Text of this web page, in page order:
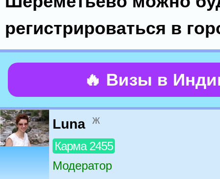
регистрироваться в
🔥 Визы в
Luna ж
Карма 2455
Модератор